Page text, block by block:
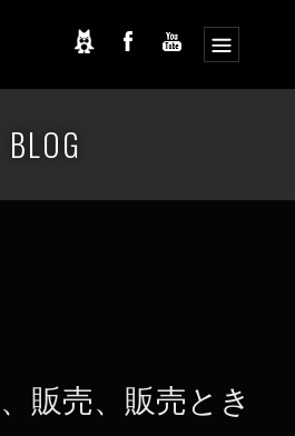
BLOG
販売、販売とき